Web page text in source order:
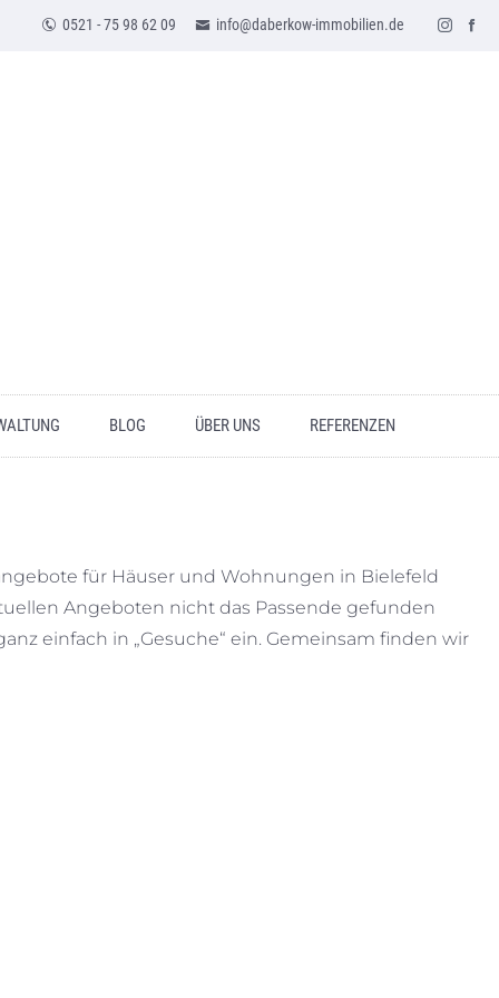
0521 - 75 98 62 09 info@daberkow-immobilien.de
BLOG ÜBER UNS REFERENZEN
für Häuser und Wohnungen in Bielefeld
Angeboten nicht das Passende gefunden
einfach in „Gesuche“ ein. Gemeinsam finden wir